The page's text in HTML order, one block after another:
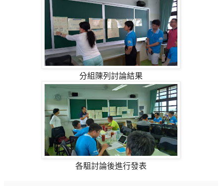
分組陳列討論結果
各駔討論後進行發表